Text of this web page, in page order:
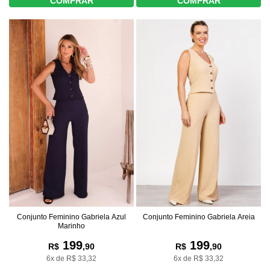
Conjunto Feminino Gabriela Azul
Marinho
R$ 199,90
6x de R$ 33,32
Conjunto Feminino Gabriela Areia
R$ 199,90
6x de R$ 33,32